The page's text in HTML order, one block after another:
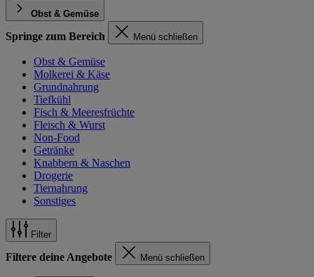
Obst & Gemüse
Springe zum Bereich Menü schließen
Obst & Gemüse
Molkerei & Käse
Grundnahrung
Tiefkühl
Fisch & Meeresfrüchte
Fleisch & Wurst
Non-Food
Getränke
Knabbern & Naschen
Drogerie
Tiernahrung
Sonstiges
Filter
Filtere deine Angebote Menü schließen